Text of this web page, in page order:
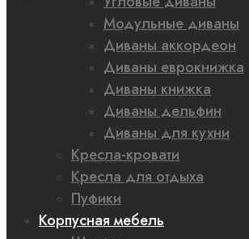
Модульные диваны
Диваны аккордеон
Диваны еврокнижка
Диваны книжка
Диваны дельфин
Диваны для кухни
Кресла-кровати
Кресла для отдыха
Пуфики
Корпусная мебель